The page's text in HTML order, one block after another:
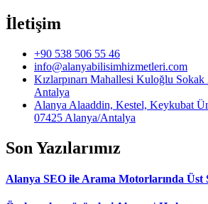
İletişim
+90 538 506 55 46
info@alanyabilisimhizmetleri.com
Kızlarpınarı Mahallesi Kuloğlu
Antalya
Alanya Alaaddin, Kestel, Keykubat
07425 Alanya/Antalya
Son Yazılarımız
Alanya SEO ile Arama Motorlarında Üst